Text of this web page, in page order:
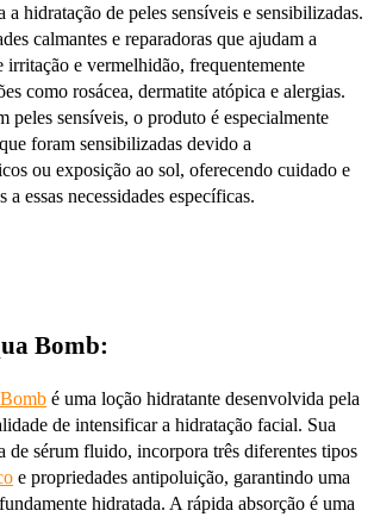
a hidratação de peles sensíveis e sensibilizadas.
calmantes e reparadoras que ajudam a
irritação e vermelhidão, frequentemente
como rosácea, dermatite atópica e alergias.
peles sensíveis, o produto é especialmente
foram sensibilizadas devido a
ou exposição ao sol, oferecendo cuidado e
a essas necessidades específicas.
Bomb:
é uma loção hidratante desenvolvida pela
de intensificar a hidratação facial. Sua
de sérum fluido, incorpora três diferentes tipos
e propriedades antipoluição, garantindo uma
hidratada. A rápida absorção é uma